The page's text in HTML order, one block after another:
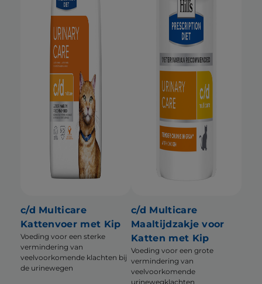
c/d Multicare
Kattenvoer met Kip
Voeding voor een sterke
vermindering van
veelvoorkomende klachten bij
de urinewegen
c/d Multicare
Maaltijdzakje voor
Katten met Kip
Voeding voor een grote
vermindering van
veelvoorkomende
urinewegklachten